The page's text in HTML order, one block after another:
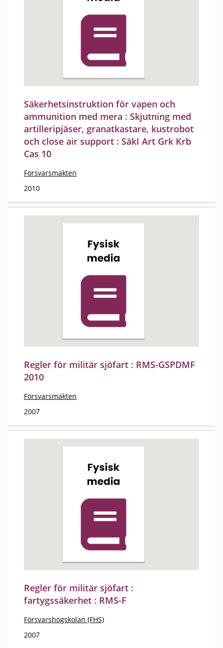
Säkerhetsinstruktion för vapen och
ammunition med mera : Skjutning med
artilleripjäser, granatkastare, kustrobot
och close air support : SäkI Art Grk Krb
Cas 10
Försvarsmakten
2010
Regler för militär sjöfart : RMS-GSPDMF
2010
Försvarsmakten
2007
Regler för militär sjöfart :
fartygssäkerhet : RMS-F
Försvarshögskolan (FHS)
2007